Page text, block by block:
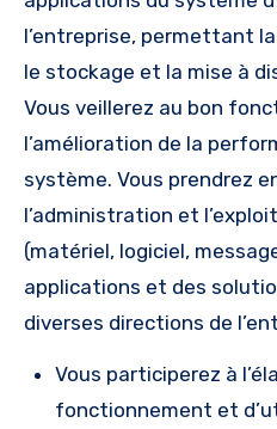
l’entreprise, permettant
le stockage et la mise à
Vous veillerez au bon
l’amélioration de la
système. Vous prendrez
l’administration et
(matériel, logiciel,
applications et des
diverses directions de
Vous participerez à
fonctionnement et